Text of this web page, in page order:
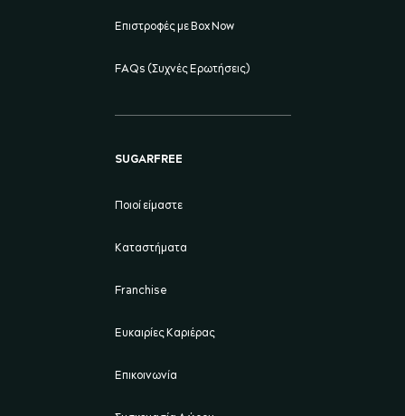
Επιστροφές με Box Now
FAQs (Συχνές Ερωτήσεις)
SUGARFREE
Ποιοί είμαστε
Καταστήματα
Franchise
Ευκαιρίες Καριέρας
Επικοινωνία